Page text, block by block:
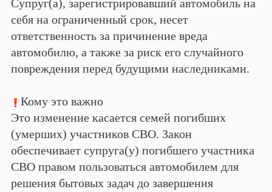
Супруг(а), зарегистрировавший автомобиль на
себя на ограниченный срок, несет
ответственность за причинение вреда
автомобилю, а также за риск его случайного
повреждения перед будущими наследниками.
Кому это важно
Это изменение касается семей погибших
(умерших) участников СВО. Закон
обеспечивает супруга(у) погибшего участника
СВО правом пользоваться автомобилем для
решения бытовых задач до завершения